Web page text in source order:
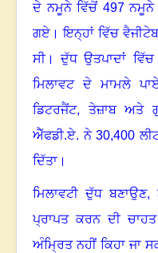
ਦੇ ਨਮੂਨੇ ਵਿੱਚੋਂ 497 ਨਮੂਨੇ
ਗਏ । ਇਨ੍ਹਾਂ ਵਿੱਚ
ਸੀ।ਦੁੱਧ ਉਤਪਾਦਾਂ
ਮਿਲਾਵਟ ਦੇ ਮਾਮਲੇ
ਡਿਟਰਜੈਂਟ, ਤੇਜ਼ਾਬ ਅਤੇ
ਐੱਫਡੀ.ਏ. ਨੇ 30,400
ਦਿੱਤਾ ।
ਮਿਲਾਵਟੀ ਦੁੱਧ ਬਣਾਉਣ,
ਪ੍ਰਾਪਤ ਕਰਨ ਦੀ
ਅੰਮ੍ਰਿਤ ਨਹੀਂ ਕਿਹਾ ਜਾ